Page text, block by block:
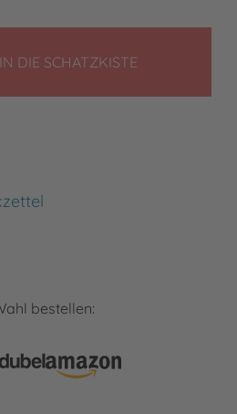
IN DIE SCHATZKISTELEGEN
bestellen: